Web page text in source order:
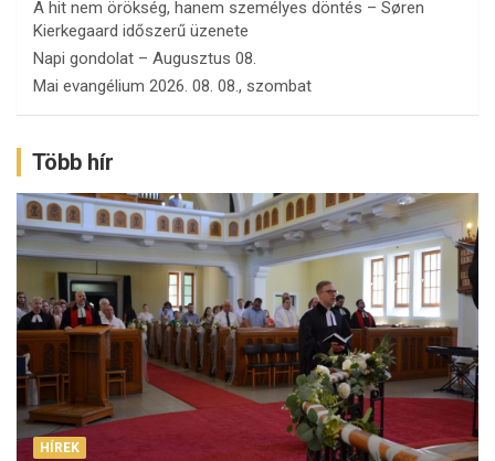
A hit nem örökség, hanem személyes döntés – Søren
Kierkegaard időszerű üzenete
Napi gondolat – Augusztus 08.
Mai evangélium 2026. 08. 08., szombat
Több hír
HÍREK